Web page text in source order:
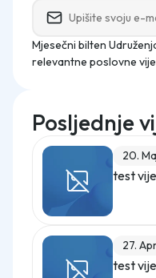
Mjesečni bilten
relevantne poslovne
Posljednje
20.
test
27.
test